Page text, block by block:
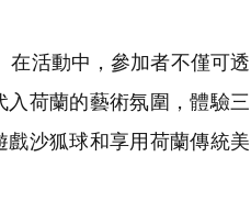
活動中，參加者不僅可透
荷蘭的藝術氛圍，體驗三
沙狐球和享用荷蘭傳統美